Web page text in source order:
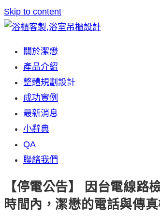
Skip to content
關於潔懋
產品介紹
整體規劃設計
成功實例
最新消息
小辭典
QA
聯絡我們
【停電公告】 因台電線
時間內，潔懋的電話與傳